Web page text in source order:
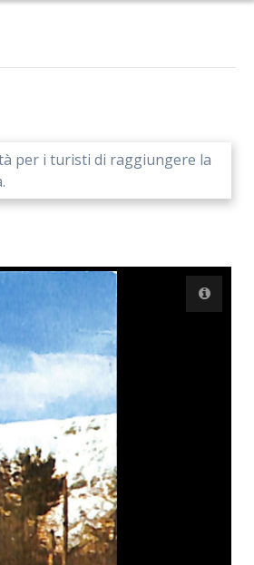
per i turisti di raggiungere la